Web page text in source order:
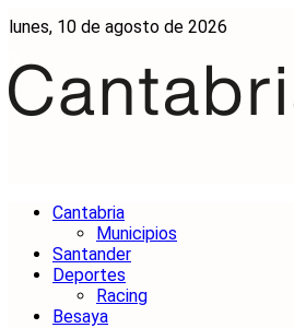
lunes, 10 de agosto de 2026
Cantabria
Municipios
Santander
Deportes
Racing
Besaya